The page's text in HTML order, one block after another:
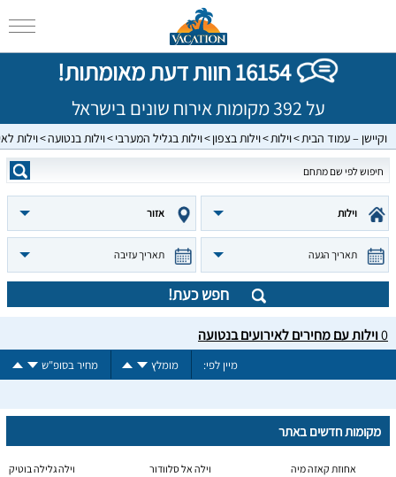
16154 חוות דעת מאומתות!
על 392 מקומות אירוח שונים בישראל
וקיישן – עמוד הבית וילות וילות בצפון וילות בגליל המערבי וילות בנטועה וילות
וילות אזור
תאריך הגעה תאריך עזיבה
חפש כעת!
0וילות עם מחירים לאירועים בנטועה
מיין לפי: מומלץ מחיר בסופ"ש
מקומות חדשים באתר
אחוזת קאזה מיה וילה אל סלוודור וילה גלילה בוטיק